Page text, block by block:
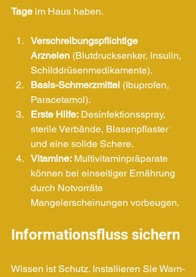
Tage im Haus haben.
Verschreibungspflichtige
Arzneien (Blutdrucksenker, Insulin,
Schilddrüsenmedikamente).
Basis-Schmerzmittel (Ibuprofen,
Paracetamol).
Erste Hilfe: Desinfektionsspray,
sterile Verbände, Blasenpflaster
und eine solide Schere.
Vitamine: Multivitaminpräparate
können bei einseitiger Ernährung
durch Notvorräte
Mangelerscheinungen vorbeugen.
Informationsfluss sichern
Wissen ist Schutz. Installieren Sie Warn-